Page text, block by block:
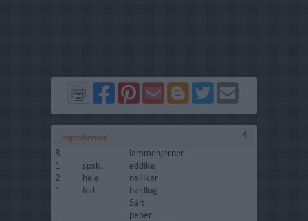
Del
på
Facebook
Del
på
Pinterest
Send
via
GMail
Del
på
Blogger
Del
på
Twitter
Send
Ingredienser 4
8
lammehjerner
1
spsk.
eddike
2
hele
nelliker
1
fed
hvidløg
Salt
peber